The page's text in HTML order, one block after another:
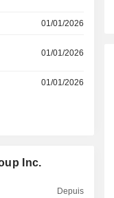
01/01/2026
01/01/2026
01/01/2026
Inc.
Depuis